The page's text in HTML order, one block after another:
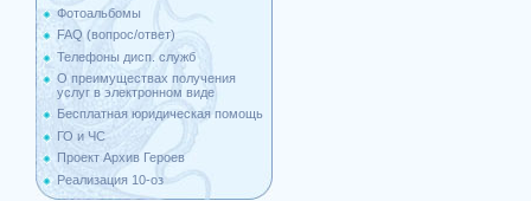
Фотоальбомы
FAQ (вопрос/ответ)
Телефоны дисп. служб
О преимуществах получения
услуг в электронном виде
Бесплатная юридическая помощь
ГО и ЧС
Проект Архив Героев
Реализация 10-оз